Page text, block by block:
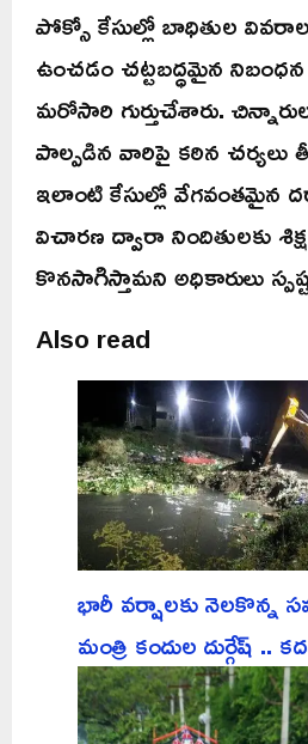
పోక్సో కేసుల్లో బాధితుల
ఉంచడం చట్టబద్ధమైన
మరోసారి గుర్తుచేశారు.
పాల్పడిన వారిపై కఠిన చర్యలు
ఇలాంటి కేసుల్లో వేగవంతమైన
విచారణ ద్వారా నిందితులకు
కొనసాగిస్తామని అధికారులు
Also read
భారీ వర్షాలకు నెలకొన్న
మంత్రి కందుల దుర్గేష్ ..